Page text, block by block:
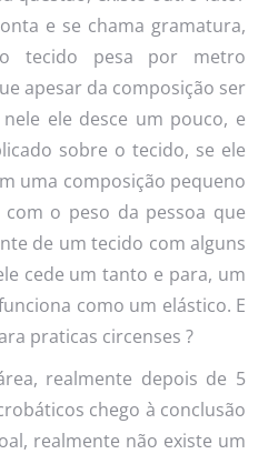
e se chama gramatura,
tecido pesa por metro
apesar da composição ser
ele desce um pouco, e
sobre o tecido, se ele
uma composição pequeno
o peso da pessoa que
de um tecido com alguns
cede um tanto e para, um
como um elástico. E
praticas circenses ?
realmente depois de 5
chego à conclusão
realmente não existe um